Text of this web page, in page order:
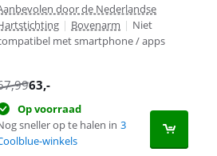
door de Nederlandse
| Bovenarm | Niet
met smartphone / apps
63,-
Op voorraad
sneller op te halen in 3
winkels